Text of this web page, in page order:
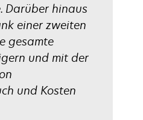
Darüber hinaus
einer zweiten
gesamte
und mit der
und Kosten